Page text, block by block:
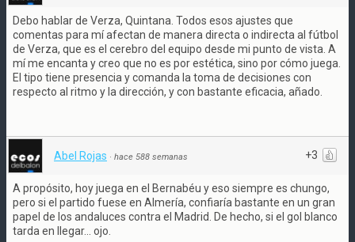
Debo hablar de Verza, Quintana. Todos esos ajustes que
comentas para mí afectan de manera directa o indirecta al fútbol
de Verza, que es el cerebro del equipo desde mi punto de vista. A
mí me encanta y creo que no es por estética, sino por cómo juega.
El tipo tiene presencia y comanda la toma de decisiones con
respecto al ritmo y la dirección, y con bastante eficacia, añado.
+3
Abel Rojas · hace 588 semanas
A propósito, hoy juega en el Bernabéu y eso siempre es chungo,
pero si el partido fuese en Almería, confiaría bastante en un gran
papel de los andaluces contra el Madrid. De hecho, si el gol blanco
tarda en llegar... ojo.